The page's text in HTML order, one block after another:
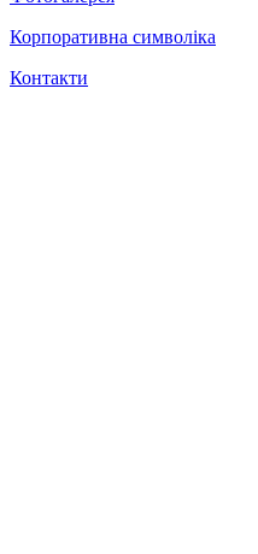
Корпоративна символіка
Контакти